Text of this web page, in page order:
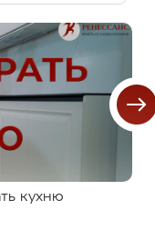
кухню